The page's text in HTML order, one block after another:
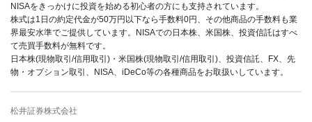
NISAをきっかけに投資を始める初心者の方にも支持されています。
株式は1日の約定代金が50万円以下なら手数料0円、その他商品の手数料も業
界最安水準でご提供しています。NISAでの日本株、米国株、投資信託はすべ
て売買手数料が無料です。
日本株(現物取引/信用取引)・米国株(現物取引/信用取引)、投資信託、FX、先
物・オプション取引、NISA、iDeCo等の各種商品をお取扱いしています。
松井証券株式会社